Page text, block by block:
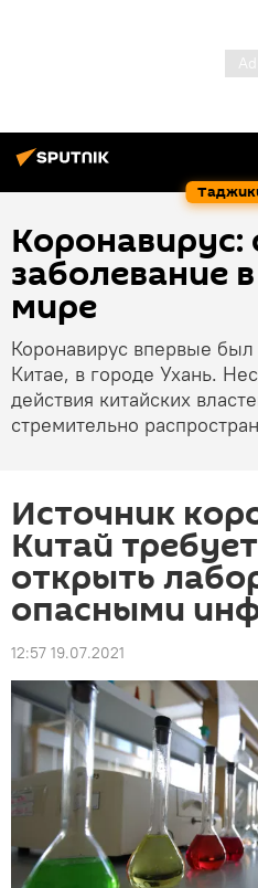
Коронавирус:
заболевание
мире
Коронавирус впервые был
Китае, в городе Ухань.
действия китайских
стремительно
Источник
Китай
открыть
опасными
12:57 19.07.2021